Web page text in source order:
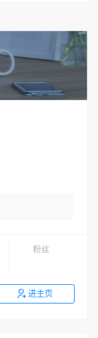
粉丝
进主页